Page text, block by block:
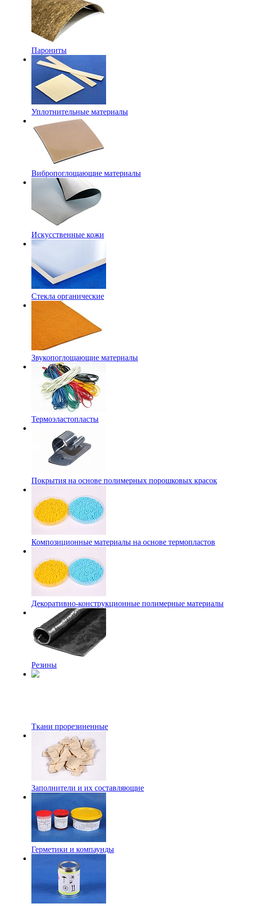
Парониты
Уплотнительные материалы
Вибропоглощающие материалы
Искусственные кожи
Стекла органические
Звукопоглощающие материалы
Термоэластопласты
Покрытия на основе полимерных порошковых красок
Композиционные материалы на основе термопластов
Декоративно-конструкционные полимерные материалы
Резины
Ткани прорезиненные
Заполнители и их составляющие
Герметики и компаунды